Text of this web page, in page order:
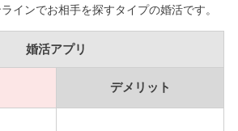
インでお相手を探すタイプの婚活です。
婚活アプリ
デメリット